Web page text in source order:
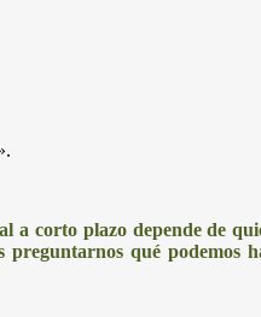
corto plazo depende de
qué podemos